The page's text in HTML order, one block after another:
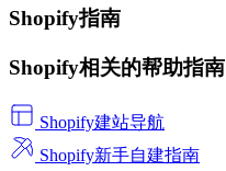
Shopify指南
Shopify相关的帮助指南
Shopify建站导航
Shopify新手自建指南